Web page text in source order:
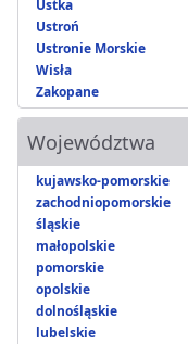
Ustka
Ustroń
Ustronie Morskie
Wisła
Zakopane
Województwa
kujawsko-pomorskie
zachodniopomorskie
śląskie
małopolskie
pomorskie
opolskie
dolnośląskie
lubelskie